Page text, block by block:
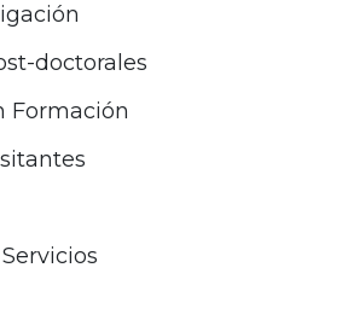
doctorales
Formación